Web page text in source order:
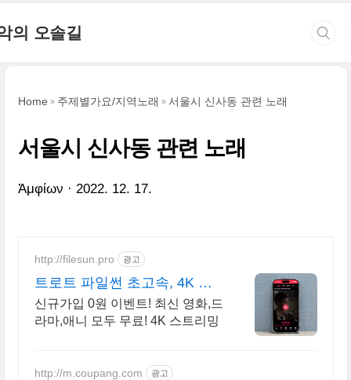
의 오솔길
Home 주제별가요/지역노래 서울시 신사동 관련 노래
서울시 신사동 관련 노래
Ἀμφίων 2022. 12. 17.
http://filesun.pro 광고
트로트 파일썬 초고속, 4K 실
시간 보기!
신규가입 0원 이벤트! 최신 영화,드
라마,애니 모두 무료! 4K 스트리밍
http://m.coupang.com 광고